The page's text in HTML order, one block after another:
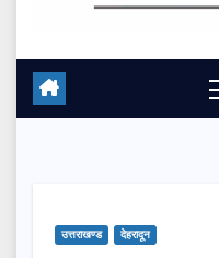
उत्तराखण्ड देहरादून